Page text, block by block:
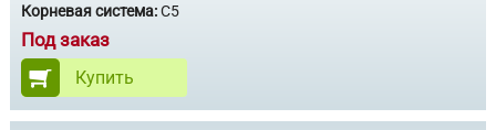
Корневая система:С5
Под заказ
Купить